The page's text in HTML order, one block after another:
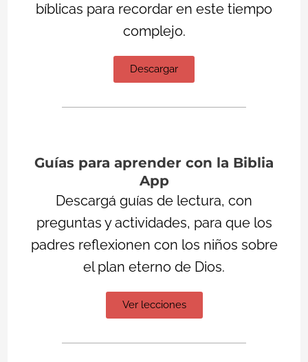
bíblicas para recordar en este tiempo
complejo.
Descargar
Guías para aprender con la Biblia
App
Descargá guías de lectura, con
preguntas y actividades, para que los
padres reflexionen con los niños sobre
el plan eterno de Dios.
Ver lecciones